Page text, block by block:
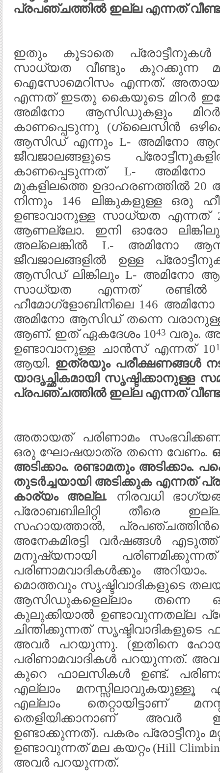
പ്രപഞ്ചത്തിൽ ഇല്ല എന്നത്
ഇതും കൂടാതെ പ്രോട്ടീനുകൾ
സാധ്യത വീണ്ടും കുറക്കുന്ന
ഐസോമെറിസം എന്നത്.
എന്നത് ഇടതു കൈയുടെ മിറർ
അമിനോ ആസിഡുകളും
കാണപ്പെടുന്നു (ഗ്ലൈസിൻ
ആസിഡ് എന്നും L- അമിനോ
ജീവജാലങ്ങളുടെ
കാണപ്പെടുന്നത് L-
മുകളിലത്തെ ഉദാഹരണത്തിൽ
നിന്നും 146 ലിങ്കുകളുള്ള ഒരു
ഉണ്ടാവാനുള്ള സാധ്യത എന്നത്
ആണല്ലോ. ഇനി ഓരോ
അല്ലെങ്കിൽ L- അമിനോ
ജീവജാലങ്ങളിൽ ഉള്ള
ആസിഡ് ലിങ്കിലും L- അമിനോ
സാധ്യത എന്നത് രണ്ടിൽ
ഹീമോഗ്ളോബിനിലെ 146
അമിനോ ആസിഡ് തന്നെ
ആണ്. ഇത് ഏകദേശം 1043 വരും.
ഉണ്ടാവാനുള്ള ചാൻസ് എന്നത് 10
ആയി. ഇത്രയും പരീക്ഷണങ്ങൾ
യാദൃച്ഛികമായി സൃഷ്ടിക്കാനുള്ള
പ്രപഞ്ചത്തിൽ ഇല്ല എന്നത്
അതായത് പരിണാമം
ഒരു ഘോഷയാത്ര തന്നെ വേണം.
അടിക്കാം. രണ്ടാമതും
തുടർച്ചയായി അടിക്കുക എന്നത്
കാര്യം അല്ല. നിരവധി
പ്രോബബിലിറ്റി തീരെ
സഹായത്താൽ,
അനേകമിരട്ടി വർഷങ്ങൾ
മനുഷ്യനായി
പരിണാമവാദികൾക്കും
മൊത്തവും സൃഷ്ടിവാദികളുടെ
ആസിഡുകളെല്ലാം തന്നെ
കുലുക്കിയാൽ ഉണ്ടാവുന്നതല്ല
ചിന്തിക്കുന്നത് സൃഷ്ടിവാദികളുടെ
അവർ പറയുന്നു. (ഇതിനെ
പരിണാമവാദികൾ പറയുന്നത്.
കുറെ ഫാലസികൾ ഉണ്ട്.
എല്ലാം മനസ്സിലാവുകയുള്ളൂ
എല്ലാം തെറ്റായിട്ടാണ്
തെളിയിക്കാനാണ് അവർ
ഉണ്ടാക്കുന്നത്). പകരം പ്രോട്ടീനും
ഉണ്ടാവുന്നത് മല കയറ്റം (Hill
അവർ പറയുന്നത്.